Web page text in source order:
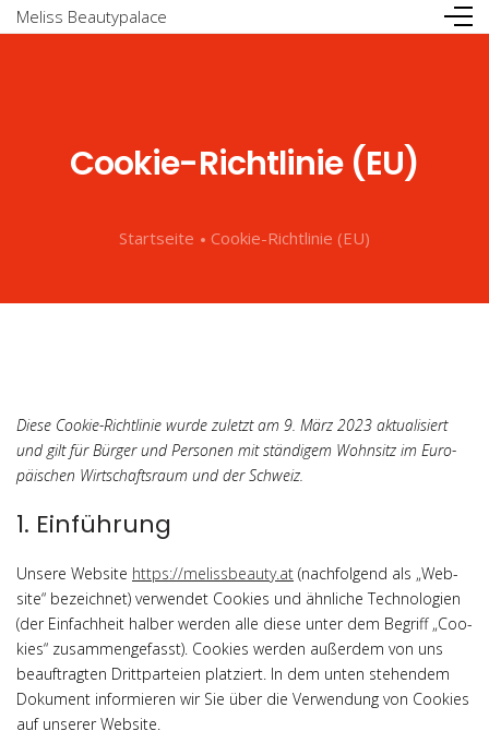
Meliss Beautypalace
Cookie-Richtlinie (EU)
Cookie-Richtlinie (EU)
Die­se Coo­kie-Richt­li­nie wur­de zuletzt am 9. März 2023 aktua­li­siert
und gilt für Bür­ger und Per­so­nen mit stän­di­gem Wohn­sitz im Euro­
päi­schen Wirt­schafts­raum und der Schweiz.
1. Einführung
Unse­re Web­site https://melissbeauty.at (nach­fol­gend als „Web­
site“ bezeich­net) ver­wen­det Coo­kies und ähn­li­che Tech­no­lo­gien
(der Ein­fach­heit hal­ber wer­den alle die­se unter dem Begriff „Coo­
kies“ zusam­men­ge­fasst). Coo­kies wer­den außer­dem von uns
beauf­trag­ten Dritt­par­tei­en plat­ziert. In dem unten ste­hen­dem
Doku­ment infor­mie­ren wir Sie über die Ver­wen­dung von Coo­kies
auf unse­rer Website.